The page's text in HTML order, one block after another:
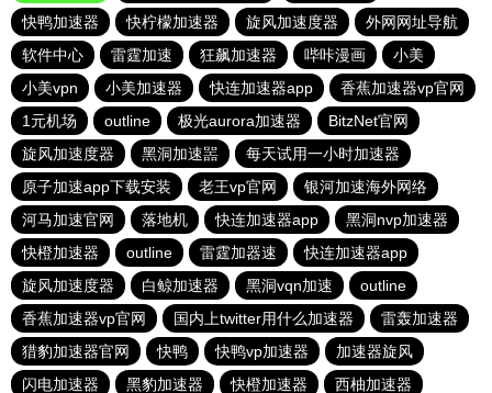
快鸭加速器
快柠檬加速器 旋风加速度器
外网网址导航
软件中心
雷霆加速 狂飙加速器 哔咔漫画
小美
小美vpn
小美加速器 快连加速器app
香蕉加速器vp官网
1元机场
outline 极光aurora加速器
BitzNet官网
旋风加速度器
黑洞加速噐
每天试用一小时加速器
原子加速app下载安装
老王vp官网
银河加速海外网络
河马加速官网
落地机 快连加速器app
黑洞nvp加速器
快橙加速器
outline 雷霆加器速
快连加速器app
旋风加速度器
白鲸加速器 黑洞vqn加速
outline
香蕉加速器vp官网
国内上twitter用什么加速器
雷轰加速器
猎豹加速器官网
快鸭 快鸭vp加速器
加速器旋风
闪电加速器
黑豹加速器 快橙加速器 西柚加速器